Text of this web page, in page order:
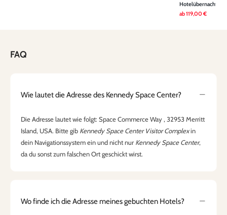
Hotelübernachtung
ab119,00 €
FAQ
Wie lautet die Adresse des Kennedy Space Center?
Die Adresse lautet wie folgt: Space Commerce Way , 32953 Merritt
Island, USA. Bitte gib Kennedy Space Center Visitor Complexin
dein Navigationssystem ein und nicht nur Kennedy Space Center,
da du sonst zum falschen Ort geschickt wirst.
Wo finde ich die Adresse meines gebuchten Hotels?